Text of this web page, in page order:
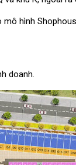
mô hình
doanh.